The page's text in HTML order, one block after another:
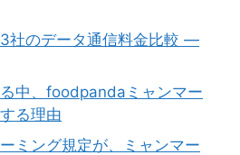
社のデータ通信料金比較 ―
中、foodpandaミャンマー
る理由
ミング規定が、ミャンマー